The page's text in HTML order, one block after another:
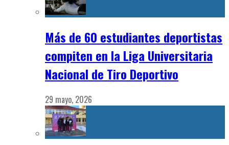
Más de 60 estudiantes deportistas
compiten en la Liga Universitaria
Nacional de Tiro Deportivo
29 mayo, 2026